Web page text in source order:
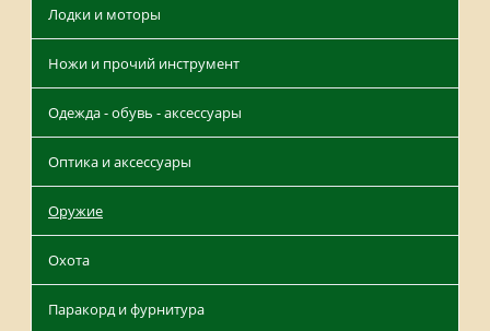
Лодки и моторы
Ножи и прочий инструмент
Одежда - обувь - аксессуары
Оптика и аксессуары
Оружие
Охота
Паракорд и фурнитура